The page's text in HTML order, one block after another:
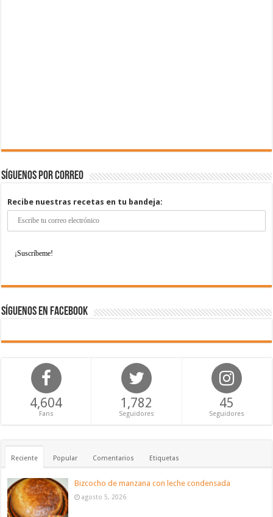
Síguenos por correo
Recibe nuestras recetas en tu bandeja:
Síguenos en Facebook
4,604
Fans
1,782
Seguidores
45
Seguidores
Reciente Popular Comentarios Etiquetas
Bizcocho de manzana con leche condensada
agosto 5, 2026